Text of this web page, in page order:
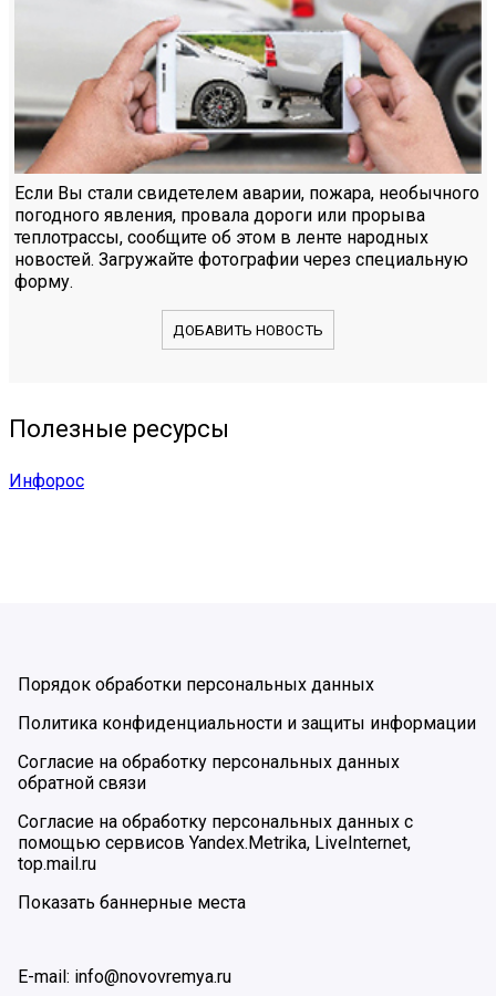
Если Вы стали свидетелем аварии, пожара, необычного
погодного явления, провала дороги или прорыва
теплотрассы, сообщите об этом в ленте народных
новостей. Загружайте фотографии через специальную
форму.
ДОБАВИТЬ НОВОСТЬ
Полезные ресурсы
Инфорос
Порядок обработки персональных данных
Политика конфиденциальности и защиты информации
Согласие на обработку персональных данных
обратной связи
Согласие на обработку персональных данных с
помощью сервисов Yandex.Metrika, LiveInternet,
top.mail.ru
Показать баннерные места
E-mail: info@novovremya.ru